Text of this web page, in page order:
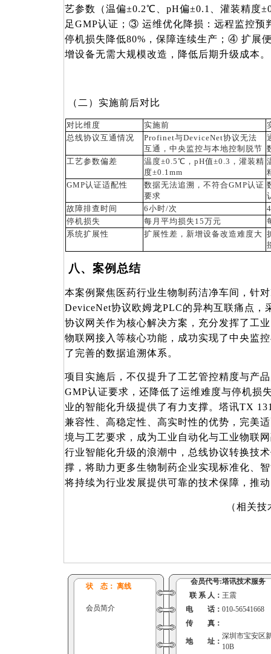
艺参数（温偏±0.2℃、pH偏±0.1、灌装精度
足GMP认证；③ 运维优化降损：远程监控预
停机损失降低80%，保障连续生产；④ 扩展
增设备无需大规模改造，降低后期升级成本。
（二）实施前后对比
对比维度 实施前
总线协议互通情况
Profinet与DeviceNet协议无法
互通，中央监控与本地控制脱节
工艺参数偏差
温度±0.5℃，pH值±0.3，灌装精
度±0.1mm
GMP认证适配性
数据无法追溯，不符合GMP认证
要求
故障排查时间
6小时/次
停机损失
每月平均损失 15万元
系统扩展性
扩展性差，新增设备改造难度大
八、案例总结
本案例聚焦医药行业生物制药洁净车间，针对
DeviceNet协议欧姆龙PLC的异构互联痛点，
协议网关作为核心解决方案，充分发挥了工
物联网接入等核心功能，成功实现了中央监
了完善的数据追溯体系。
项目实施后，不仅提升了工艺管控精度与产
GMP认证要求，还降低了运维难度与停机损
业的智能化升级提供了有力支撑。塔讯TX
兼容性、高稳定性、高实时性的优势，完美
境与工艺要求，成为工业自动化与工业物联
行业智能化升级的浪潮中，总线协议转换技
撑，将助力更多生物制药企业实现标准化、
将持续为行业发展提供可靠的技术保障，推
（相关技
状 态： 离线
会员简介
会员代号:塔讯技术服务
联 系 人： 王震
电 话： 010-56541668
传 真：
地 址：
深圳市宝安区
10B